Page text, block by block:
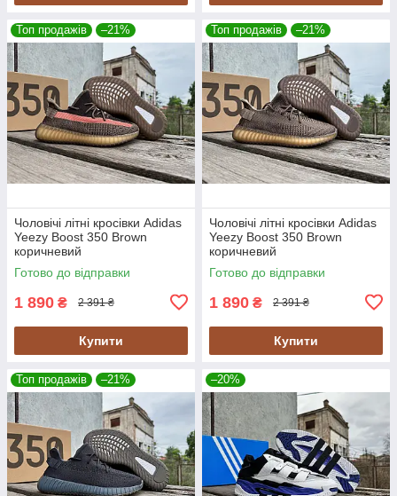
Топ продажів –21%
Чоловічі літні кросівки Adidas
Yeezy Boost 350 Brown
коричневий
Готово до відправки
1 890 ₴ 2 391 ₴
Купити
Топ продажів –21%
Чоловічі літні кросівки Adidas
Yeezy Boost 350 Brown
коричневий
Готово до відправки
1 890 ₴ 2 391 ₴
Купити
Топ продажів –21% –20%